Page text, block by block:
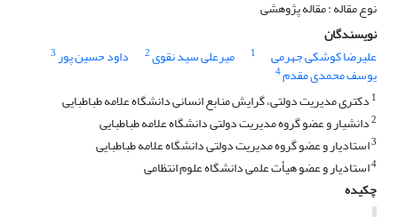
نوع مقاله : مقاله پژوهشی
نویسندگان
علیرضا کوشکی جهرمی
1 میرعلی سید نقوی2 داود حسین پور3
یوسف محمدی مقدم4
1 دکتری مدیریت دولتی، گرایش منابع انسانی دانشگاه علامه طباطبایی
2دانشیار و عضو گروه مدیریت دولتی دانشگاه علامه طباطبایی
3استادیار و عضو گروه مدیریت دولتی دانشگاه علامه طباطبایی
4استادیار و عضو هیأت علمی دانشگاه علوم انتظامی
چکیده